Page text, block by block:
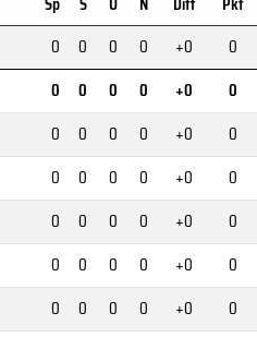
0 0 0 0 +0
0
0 0 0 0 +0
0
0 0 0 0 +0
0
0 0 0 0 +0
0
0 0 0 0 +0
0
0 0 0 0 +0
0
0 0 0 0 +0
0